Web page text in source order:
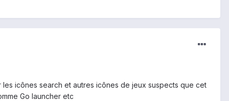
icônes search et autres icônes de jeux suspects que cet
Go launcher etc